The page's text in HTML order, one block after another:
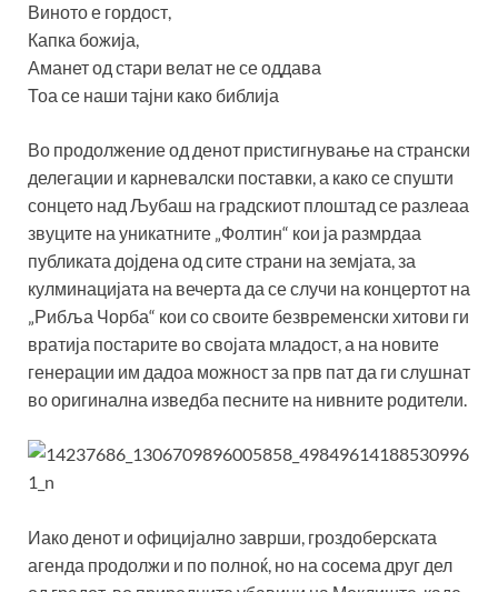
Виното е гордост,
Капка божија,
Аманет од стари велат не се оддава
Тоа се наши тајни како библија
Во продолжение од денот пристигнување на странски
делегации и карневалски поставки, а како се спушти
сонцето над Љубаш на градскиот плоштад се разлеаа
звуците на уникатните „Фолтин“ кои ја размрдаа
публиката дојдена од сите страни на земјата, за
кулминацијата на вечерта да се случи на концертот на
„Рибља Чорба“ кои со своите безвременски хитови ги
вратија постарите во својата младост, а на новите
генерации им дадоа можност за прв пат да ги слушнат
во оригинална изведба песните на нивните родители.
Иако денот и официјално заврши, гроздоберската
агенда продолжи и по полноќ, но на сосема друг дел